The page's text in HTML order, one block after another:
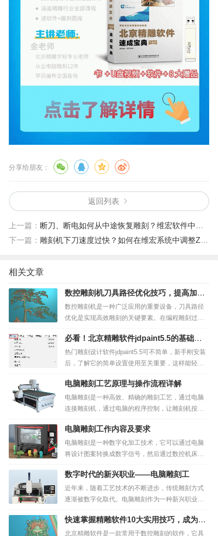
分享给朋友：
返回列表
上一篇： 断刀、断电如何从中途恢复雕刻？维宏软件中途启动详解
下一篇： 雕刻机下刀速度过快？如何在维宏系统中调整Z轴下刀速度
相关文章
数控雕刻机刀具路径优化技巧，提高加工
效率和质量
数控雕刻机是一种广泛应用的重要设备，刀具路径
优化是实现高效雕刻的关键要素。在编程雕刻过程
中，如何合理安排和优化刀具路径，既可以提高加
工效率和质量，也可以降低刀具成本。以下是一些
优化刀具路径的技巧：合理的刀具路径规划在编程
时，应考虑并确保合理...
必看！北京精雕软件jdpaint5.5的基础设
置攻略
热门雕刻设计软件jdpaint5.5可不简单，新手刚安装
后，了解它的简单设置使用至关重要，这样能轻松
拥有高效的设计体验。作为一位精雕jdpaint软件的
高级用户，今天我将向大家分享该软件的基础设置
攻略。1、系统设置打开文件菜单，找到系统设置...
电脑雕刻工艺原理与操作流程详解
电脑雕刻是一种高效、精确的雕刻工艺，通过电脑
连接雕刻机，通过电脑的程序控制，让雕刻机按照
指定的路径和刀具，在加工材料上雕刻出需要的图
案、文字等。电脑雕刻机由计算机、雕刻机控制器
和雕刻机主机三部分组成，市场上有各种不同类型
的电脑雕刻机，包括木...
电脑雕刻工作内容及要求
电脑雕刻是一种数字化加工技术，它可以通过电脑
将设计图案转换成数字信号，然后通过数控机床进
行自动加工，从而实现对各种材料进行高精度、高
效率加工的目的。电脑雕刻技术在广告、艺术、工
艺品、模型等行业得到广泛应用。电脑雕刻工作人
员是电脑雕刻工艺生产...
数字时代的新兴职业——电脑雕刻工
近年来，随着工艺技术的不断进步，传统雕刻方式
逐渐被数字化取代。电脑雕刻作为一种新兴职业，
正在蓬勃发展。本文将带您了解电脑雕刻工的岗位
职责和招聘要求，以及数字化雕刻的优势。1、岗位
职责电脑雕刻工是专门从事数字雕刻的工作者，其
快速掌握精雕软件10大实用技巧，成为数
控雕刻高手
北京精雕软件是一款常用于数控雕刻的软件，它具